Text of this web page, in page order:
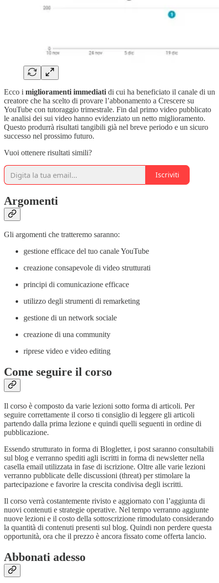
Ecco i miglioramenti immediati di cui ha beneficiato il canale di un
creatore che ha scelto di provare l’abbonamento a Crescere su
YouTube con tutoraggio trimestrale. Fin dal primo video pubblicato
le analisi dei sui video hanno evidenziato un netto miglioramento.
Questo produrrà risultati tangibili già nel breve periodo e un sicuro
successo nel prossimo futuro.
Vuoi ottenere risultati simili?
Iscriviti
Argomenti
Gli argomenti che tratteremo saranno:
gestione efficace del tuo canale YouTube
creazione consapevole di video strutturati
principi di comunicazione efficace
utilizzo degli strumenti di remarketing
gestione di un network sociale
creazione di una community
riprese video e video editing
Come seguire il corso
Il corso è composto da varie lezioni sotto forma di articoli. Per
seguire correttamente il corso ti consiglio di leggere gli articoli
partendo dalla prima lezione e quindi quelli seguenti in ordine di
pubblicazione.
Essendo strutturato in forma di Blogletter, i post saranno consultabili
sul blog e verranno spediti agli iscritti in forma di newsletter nella
casella email utilizzata in fase di iscrizione. Oltre alle varie lezioni
verranno pubblicate delle discussioni (threat) per stimolare la
partecipazione e favorire la crescita condivisa degli iscritti.
Il corso verrà costantemente rivisto e aggiornato con l’aggiunta di
nuovi contenuti e strategie operative. Nel tempo verranno aggiunte
nuove lezioni e il costo della sottoscrizione rimodulato considerando
la quantità di contenuti presenti sul blog. Quindi non perdere questa
opportunità, ora che il prezzo è ancora fissato come offerta lancio.
Abbonati adesso